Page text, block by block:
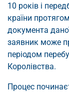
10 років і
країни
документа
заявник може
періодом
Королівства.
Процес